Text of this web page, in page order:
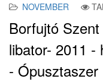
NOVEMBER
Borfujtó
libator- 2011 -
- Ópusztaszer